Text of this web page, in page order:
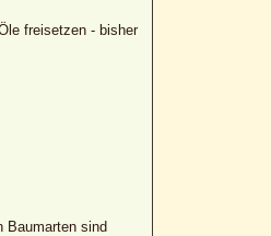
freisetzen - bisher
Baumarten sind